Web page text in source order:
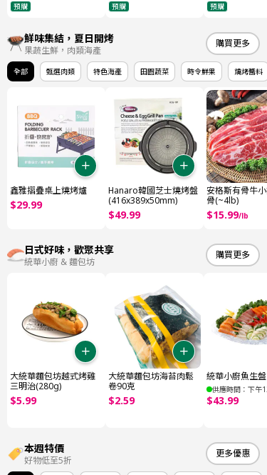
預購
預購
預購
鮮味集結，夏日開烤
果蔬生鮮，肉類海產
購買更多
全部 甄選肉類 特色海產 田園蔬菜 時令鮮果 燒烤醬料
鑫雅摺疊桌上燒烤爐
$29.99
Hanaro韓國芝士燒烤盤
(416x389x50mm)
$49.99
安格斯有骨牛小
骨(~4lb)
$15.99/lb
日式好味，歡聚共享
統華小廚 & 麵包坊
購買更多
大統華麵包坊越式烤雞
三明治(280g)
$5.99
大統華麵包坊海苔肉鬆
卷90克
$2.59
統華小廚魚生盤
供應時間：下午
$43.99
本週特價
好物低至5折
更多優惠